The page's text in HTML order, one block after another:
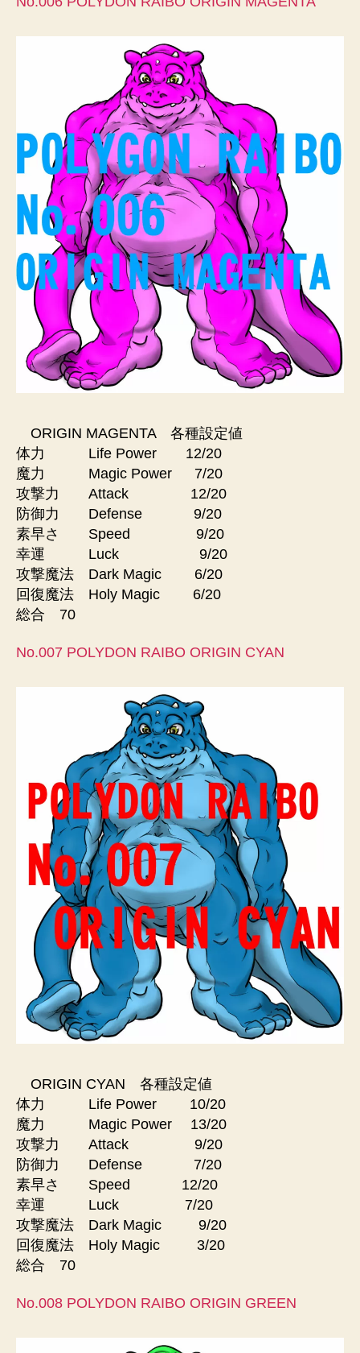
ORIGIN MAGENTA 各種設定値
体力 Life Power 12/20
魔力 Magic Power 7/20
攻撃力 Attack 12/20
防御力 Defense 9/20
素早さ Speed 9/20
幸運 Luck 9/20
攻撃魔法 Dark Magic 6/20
回復魔法 Holy Magic 6/20
総合 70
No.007 POLYDON RAIBO ORIGIN CYAN
ORIGIN CYAN 各種設定値
体力 Life Power 10/20
魔力 Magic Power 13/20
攻撃力 Attack 9/20
防御力 Defense 7/20
素早さ Speed 12/20
幸運 Luck 7/20
攻撃魔法 Dark Magic 9/20
回復魔法 Holy Magic 3/20
総合 70
No.008 POLYDON RAIBO ORIGIN GREEN